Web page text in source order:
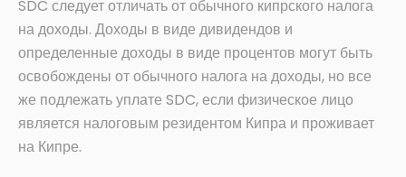
SDC следует отличать от обычного кипрского налога
на доходы. Доходы в виде дивидендов и
определенные доходы в виде процентов могут быть
освобождены от обычного налога на доходы, но все
же подлежать уплате SDC, если физическое лицо
является налоговым резидентом Кипра и проживает
на Кипре.